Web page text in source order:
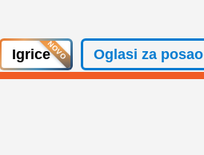
Igrice Oglasi za posao